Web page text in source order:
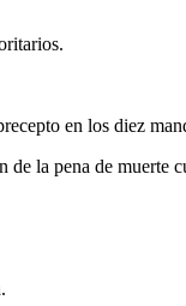
en los diez
la pena de muerte